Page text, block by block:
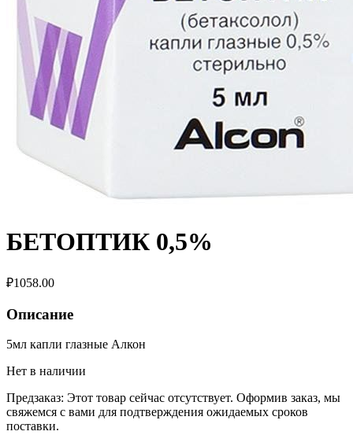
БЕТОПТИК 0,5%
₽1058.00
Описание
5мл капли глазные Алкон
Нет в наличии
Предзаказ: Этот товар сейчас отсутствует. Оформив заказ, мы
свяжемся с вами для подтверждения ожидаемых сроков
поставки.